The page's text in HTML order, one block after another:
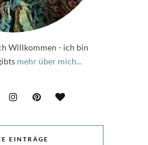
Willkommen - ich bin
mehr über mich...
EINTRÄGE